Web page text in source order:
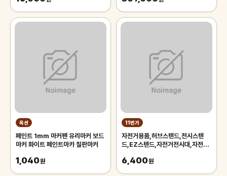
옥션
페인트 1mm 마커펜 유리마커 보드
마커 화이트 페인트마카 칠판마커
1,040원
11번가
자전거용품,허브스텐드,전시스텐
드,EZ스텐드,자전거전시대,자전거
6,400원